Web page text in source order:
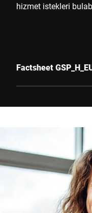
hizmet istekleri
Factsheet